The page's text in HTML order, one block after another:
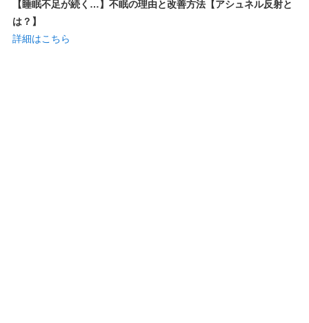
【睡眠不足が続く…】不眠の理由と改善方法【アシュネル反射と
は？】
詳細はこちら